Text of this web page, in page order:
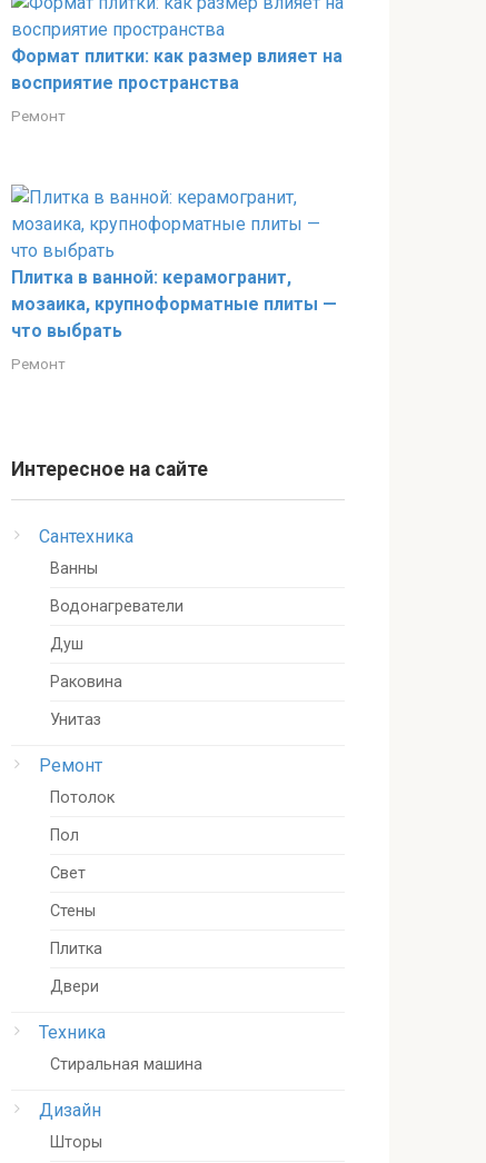
Формат плитки: как размер влияет на
восприятие пространства
Ремонт
Плитка в ванной: керамогранит,
мозаика, крупноформатные плиты —
что выбрать
Ремонт
Интересное на сайте
Сантехника
Ванны
Водонагреватели
Душ
Раковина
Унитаз
Ремонт
Потолок
Пол
Свет
Стены
Плитка
Двери
Техника
Стиральная машина
Дизайн
Шторы